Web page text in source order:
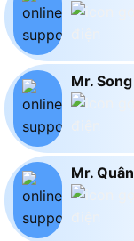
Mr. Song
Mr. Quân